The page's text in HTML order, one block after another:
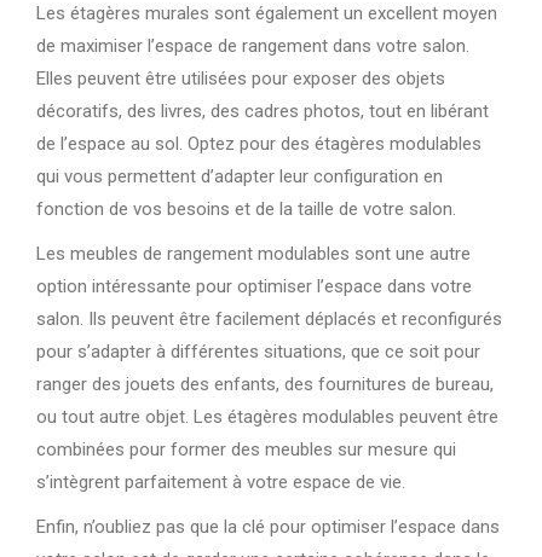
Les étagères murales sont également un excellent moyen
de maximiser l’espace de rangement dans votre salon.
Elles peuvent être utilisées pour exposer des objets
décoratifs, des livres, des cadres photos, tout en libérant
de l’espace au sol. Optez pour des étagères modulables
qui vous permettent d’adapter leur configuration en
fonction de vos besoins et de la taille de votre salon.
Les meubles de rangement modulables sont une autre
option intéressante pour optimiser l’espace dans votre
salon. Ils peuvent être facilement déplacés et reconfigurés
pour s’adapter à différentes situations, que ce soit pour
ranger des jouets des enfants, des fournitures de bureau,
ou tout autre objet. Les étagères modulables peuvent être
combinées pour former des meubles sur mesure qui
s’intègrent parfaitement à votre espace de vie.
Enfin, n’oubliez pas que la clé pour optimiser l’espace dans